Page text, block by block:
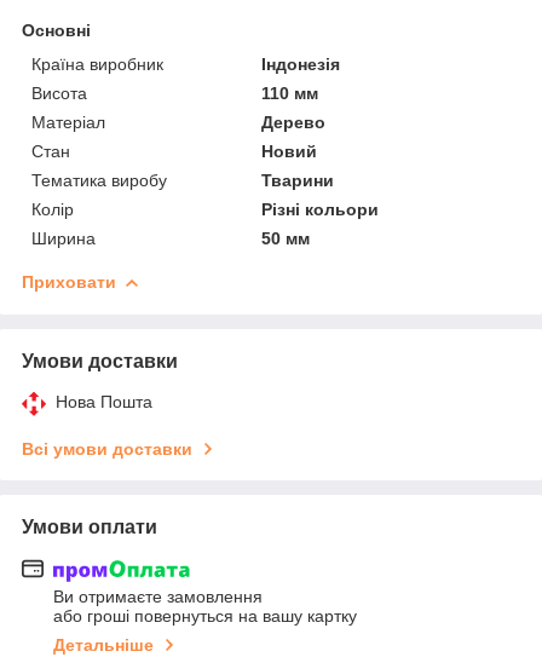
Основні
Країна виробник
Індонезія
Висота
110 мм
Матеріал
Дерево
Стан
Новий
Тематика виробу
Тварини
Колір
Різні кольори
Ширина
50 мм
Приховати
Умови доставки
Нова Пошта
Всі умови доставки
Умови оплати
Ви отримаєте замовлення
або гроші повернуться на вашу картку
Детальніше